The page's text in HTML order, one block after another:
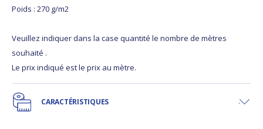
Poids : 270 g/m2
Veuillez indiquer dans la case quantité le nombre de mètres
souhaité .
Le prix indiqué est le prix au mètre.
CARACTÉRISTIQUES